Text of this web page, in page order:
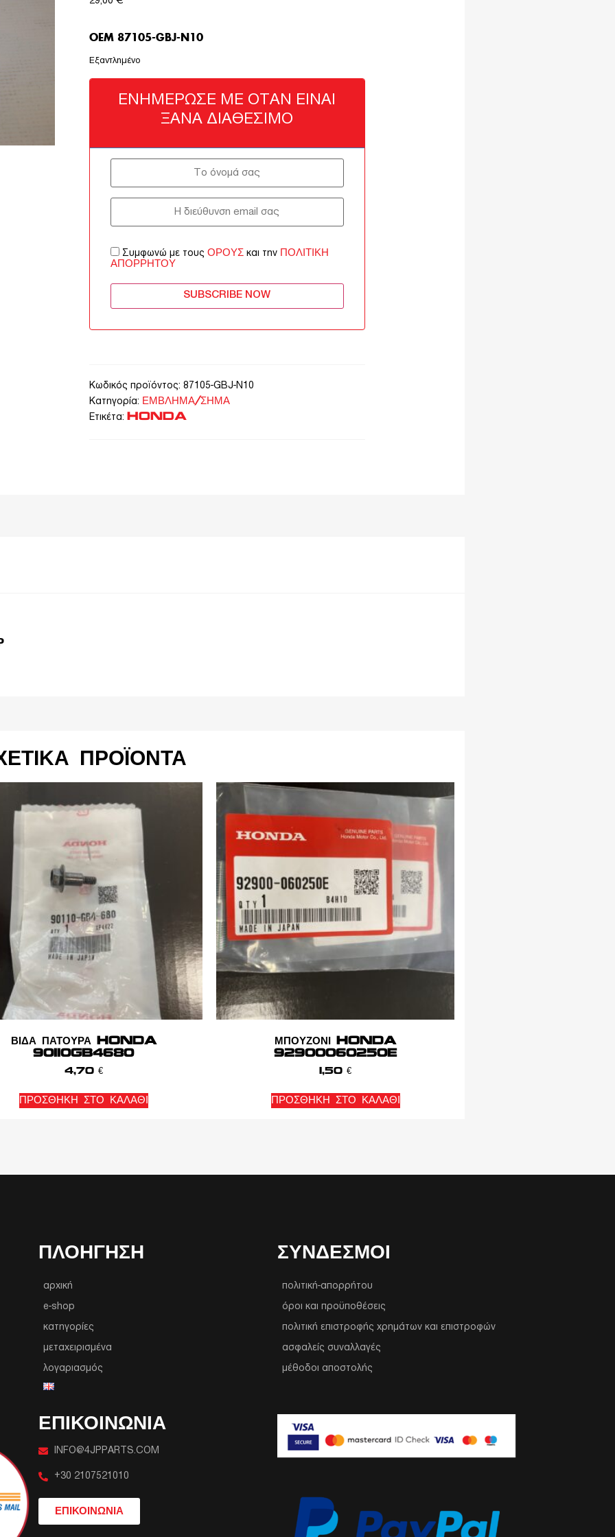
OEM 87105-GBJ-N10
Εξαντλημένο
ΕΝΗΜΈΡΩΣΈ ΜΕ ΌΤΑΝ ΕΊΝΑΙ
ΞΑΝΆ ΔΙΑΘΈΣΙΜΟ
Συμφωνώ με τους ΌΡΟΥΣκαι την ΠΟΛΙΤΙΚΉ
ΑΠΟΡΡΉΤΟΥ
SUBSCRIBE NOW
Κωδικός προϊόντος: 87105-GBJ-N10
Κατηγορία: ΕΜΒΛΗΜΑ/ΣΗΜΑ
Ετικέτα: HONDA
ΠΡΟΪΌΝΤΑ
ΒΙΔΑ ΠΑΤΟΥΡΑ HONDA
90110GB4680
4,70 €
ΠΡΟΣΘΉΚΗ ΣΤΟ ΚΑΛΆΘΙ
ΜΠΟΥΖΟΝΙ HONDA
92900060250E
1,50€
ΠΡΟΣΘΉΚΗ ΣΤΟ ΚΑΛΆΘΙ
ΠΛΟΉΓΗΣΗ
αρχική
e-shop
κατηγορίες
μεταχειρισμένα
λογαριασμός
ΣΥΝΔΕΣΜΟΙ
πολιτική-απορρήτου
όροι και προϋποθέσεις
πολιτική επιστροφής χρημάτων και επιστροφών
ασφαλείς συναλλαγές
μέθοδοι αποστολής
ΕΠΙΚΟΙΝΩΝΙΑ
INFO@4JPPARTS.COM
+30 2107521010
ΕΠΙΚΟΙΝΩΝΙΑ